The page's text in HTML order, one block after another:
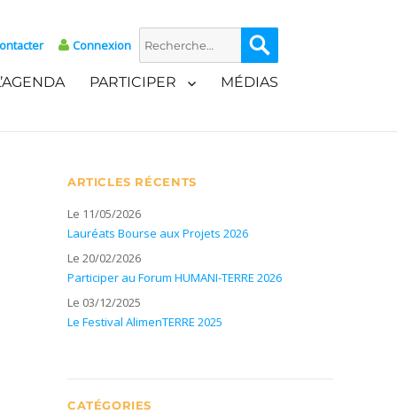
Connexion
Recherche
pour :
PARTICIPER MÉDIAS
ARTICLES RÉCENTS
Le 11/05/2026
Lauréats Bourse aux Projets 2026
Le 20/02/2026
Participer au Forum HUMANI-TERRE 2026
Le 03/12/2025
Le Festival AlimenTERRE 2025
CATÉGORIES